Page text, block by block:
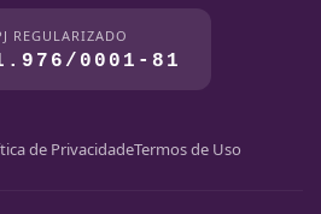
REGULARIZADO
0001-81
de PrivacidadeTermos de Uso